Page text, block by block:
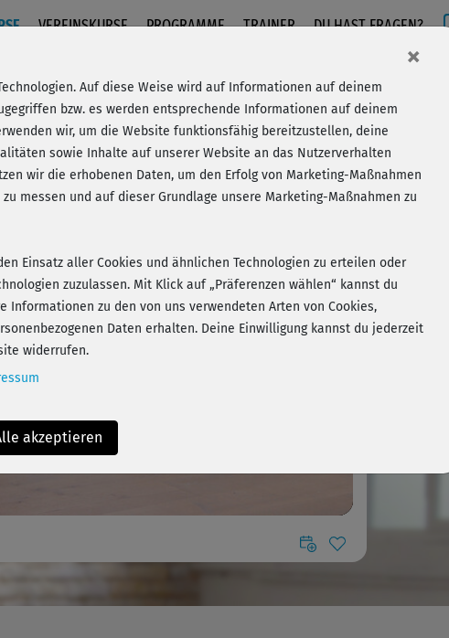
VEREINSKURSE PROGRAMME TRAINER DU HAST FRAGEN?
Play
Video
Einloggen
×
Auf diese Weise wird auf Informationen auf deinem
bzw. es werden entsprechende Informationen auf deinem
wir, um die Website funktionsfähig bereitzustellen, deine
sowie Inhalte auf unserer Website an das Nutzerverhalten
wir die erhobenen Daten, um den Erfolg von Marketing-Maßnahmen
messen und auf dieser Grundlage unsere Marketing-Maßnahmen zu
Einsatz aller Cookies und ähnlichen Technologien zu erteilen oder
zuzulassen. Mit Klick auf „Präferenzen wählen“ kannst du
Informationen zu den von uns verwendeten Arten von Cookies,
Daten erhalten. Deine Einwilligung kannst du jederzeit
widerrufen.
akzeptieren